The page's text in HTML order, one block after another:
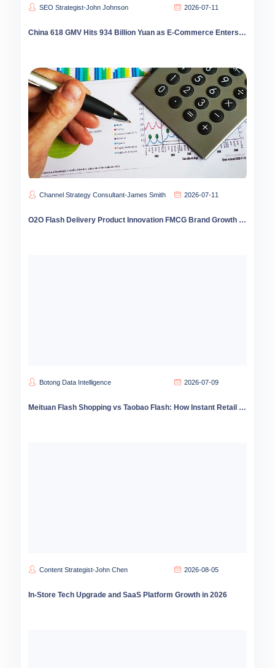
SEO Strategist-John Johnson 2026-07-11
China 618 GMV Hits 934 Billion Yuan as E-Commerce Enters Quality-First Era
Channel Strategy Consultant-James Smith 2026-07-11
O2O Flash Delivery Product Innovation FMCG Brand Growth Data 2026
Botong Data Intelligence 2026-07-09
Meituan Flash Shopping vs Taobao Flash: How Instant Retail is Reshaping China Consumer Habits
Content Strategist-John Chen 2026-08-05
In-Store Tech Upgrade and SaaS Platform Growth in 2026